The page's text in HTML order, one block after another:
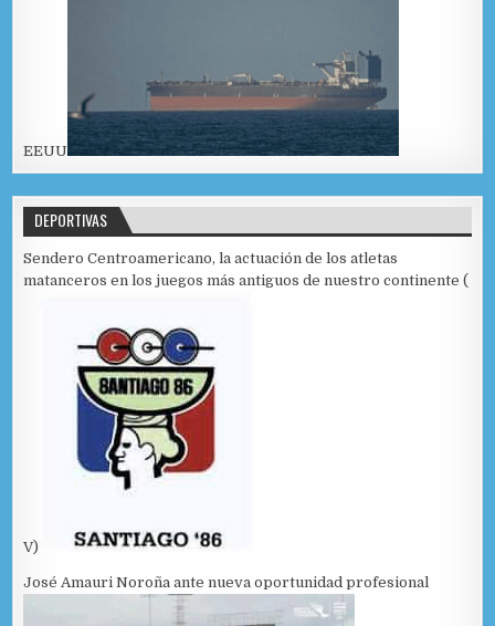
EEUU
DEPORTIVAS
Sendero Centroamericano, la actuación de los atletas
matanceros en los juegos más antiguos de nuestro continente (
V)
José Amauri Noroña ante nueva oportunidad profesional